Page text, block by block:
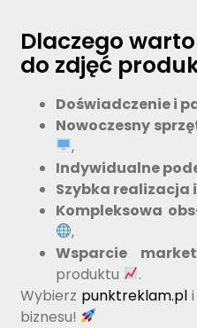
Dlaczego
do zdjęć
Doświadczenie i
Nowoczesny
,
Indywidualne
Szybka realizacja
Kompleksowa
,
Wsparcie
produktu
.
Wybierz punktreklam.pli
biznesu!